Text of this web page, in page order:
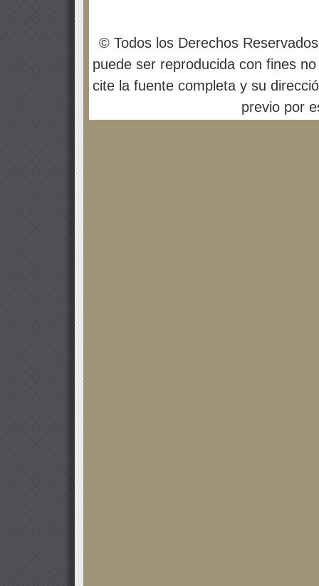
© Todos los Derechos
puede ser reproducida con fines
cite la fuente completa y su
previo por